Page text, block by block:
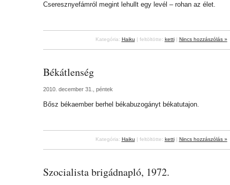
Cseresznyefámról megint lehullt egy levél – rohan az élet.
Kategória: Haiku | feltöltötte: ketti| Nincs hozzászólás »
Békátlenség
2010. december 31., péntek
Bősz békaember berhel békabuzogányt békatutajon.
Kategória: Haiku | feltöltötte: ketti| Nincs hozzászólás »
Szocialista brigádnapló, 1972.